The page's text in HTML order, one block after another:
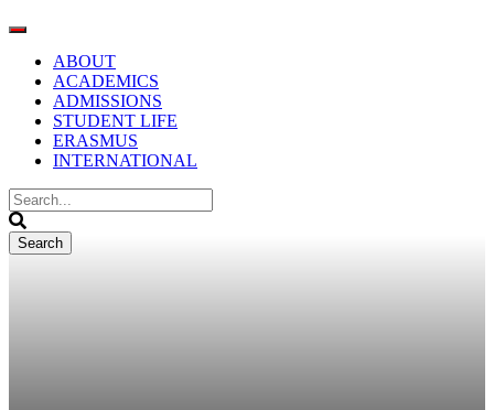
ABOUT
ACADEMICS
ADMISSIONS
STUDENT LIFE
ERASMUS
INTERNATIONAL